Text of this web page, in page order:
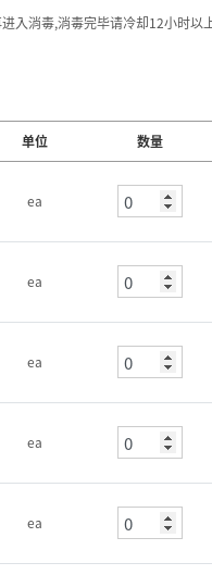
入消毒,消毒完毕请冷却12小时以
单位 数量
ea
ea
ea
ea
ea